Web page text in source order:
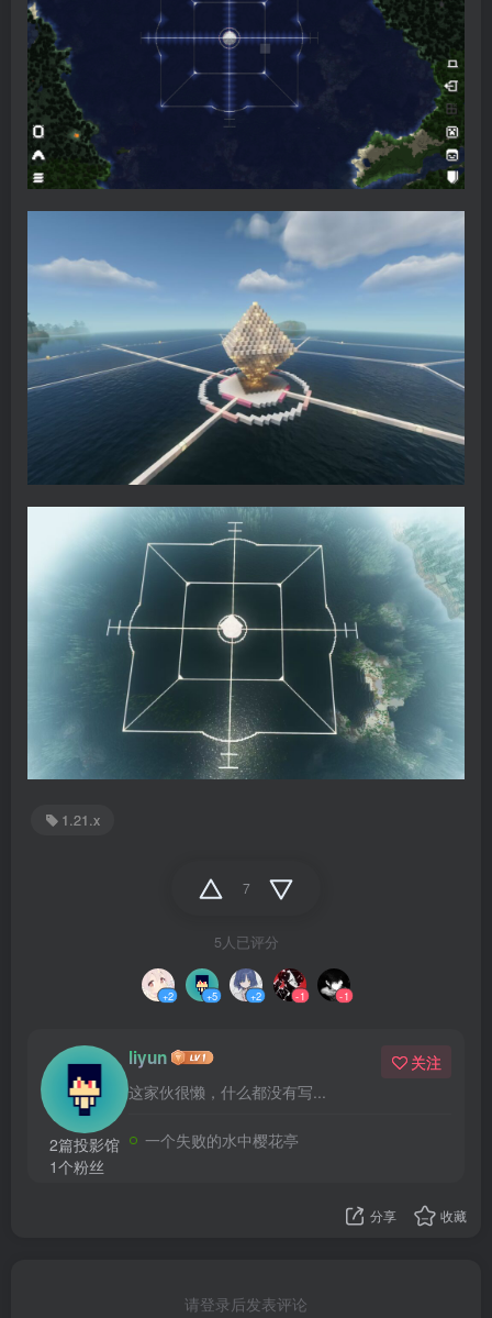
1.21.x
7
5人已评分
+2 +5 +2 -1 -1
2篇投影馆
1个粉丝
liyun
这家伙很懒，什么都没有写...
关注
一个失败的水中樱花亭
分享 收藏
请登录后发表评论